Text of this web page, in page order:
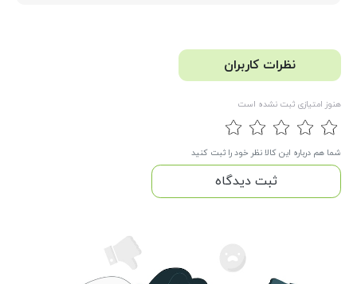
نظرات کاربران
هنوز امتیازی ثبت نشده است
شما هم درباره این کالا نظر خود را ثبت کنید
ثبت دیدگاه